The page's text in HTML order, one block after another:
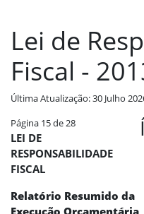
Lei de
Fiscal -
Última Atualização: 30 Julho
Página 15 de 28
LEI DE
RESPONSABILIDADE
FISCAL
Relatório Resumido da
Execução Orçamentária